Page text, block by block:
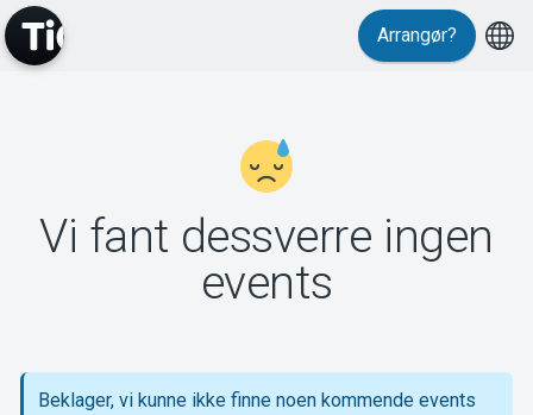
Support
Arrangør?
Vi fant dessverre ingen
events
Beklager, vi kunne ikke finne noen kommende events